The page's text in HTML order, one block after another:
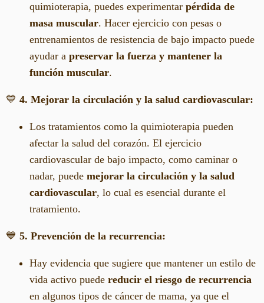
quimioterapia, puedes experimentar pérdida de
masa muscular. Hacer ejercicio con pesas o
entrenamientos de resistencia de bajo impacto puede
ayudar a preservar la fuerza y mantener la
función muscular.
💙 4. Mejorar la circulación y la salud cardiovascular:
Los tratamientos como la quimioterapia pueden
afectar la salud del corazón. El ejercicio
cardiovascular de bajo impacto, como caminar o
nadar, puede mejorar la circulación y la salud
cardiovascular, lo cual es esencial durante el
tratamiento.
💙 5. Prevención de la recurrencia:
Hay evidencia que sugiere que mantener un estilo de
vida activo puede reducir el riesgo de recurrencia
en algunos tipos de cáncer de mama, ya que el